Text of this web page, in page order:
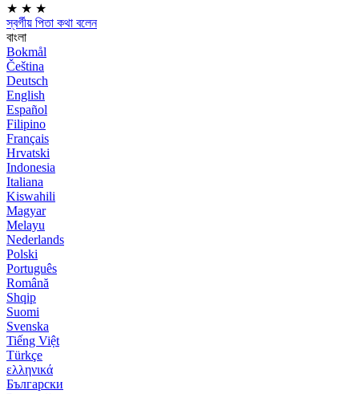
★ ★ ★
স্বর্গীয় পিতা কথা বলেন
বাংলা
Bokmål
Čeština
Deutsch
English
Español
Filipino
Français
Hrvatski
Indonesia
Italiana
Kiswahili
Magyar
Melayu
Nederlands
Polski
Português
Română
Shqip
Suomi
Svenska
Tiếng Việt
Türkçe
ελληνικά
Български